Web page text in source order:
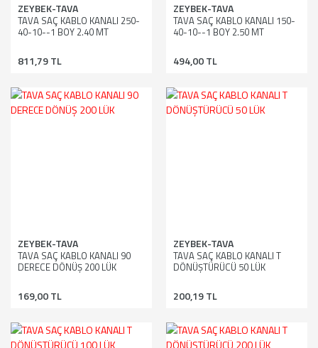
ZEYBEK-TAVA
TAVA SAÇ KABLO KANALI 250-
40-10--1 BOY 2.40 MT
811,79 TL
ZEYBEK-TAVA
TAVA SAÇ KABLO KANALI 150-
40-10--1 BOY 2.50 MT
494,00 TL
ZEYBEK-TAVA
TAVA SAÇ KABLO KANALI 90
DERECE DÖNÜŞ 200 LÜK
169,00 TL
ZEYBEK-TAVA
TAVA SAÇ KABLO KANALI T
DÖNÜŞTÜRÜCÜ 50 LÜK
200,19 TL